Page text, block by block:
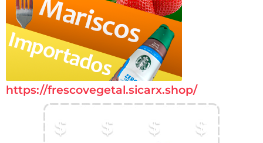
https://frescovegetal.sicarx.shop/